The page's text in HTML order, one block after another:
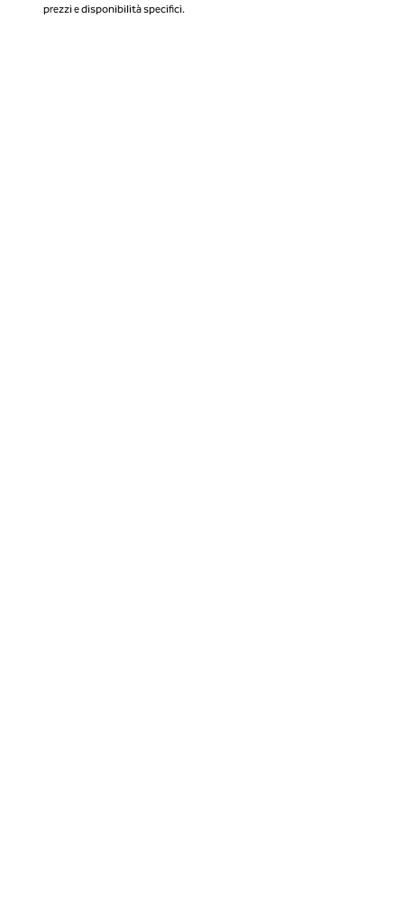
prezzi e disponibilità specifici.